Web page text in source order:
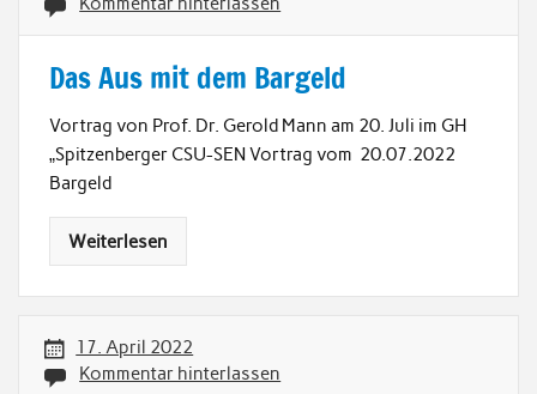
Das Aus mit dem Bargeld
Vortrag von Prof. Dr. Gerold Mann am 20. Juli im GH
„Spitzenberger CSU-SEN Vortrag vom 20.07.2022
Bargeld
Weiterlesen
17. April 2022
Kommentar hinterlassen